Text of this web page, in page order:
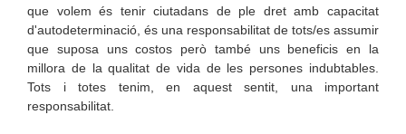
que volem és tenir ciutadans de ple dret amb capacitat
d'autodeterminació, és una responsabilitat de tots/es assumir
que suposa uns costos però també uns beneficis en la
millora de la qualitat de vida de les persones indubtables.
Tots i totes tenim, en aquest sentit, una important
responsabilitat.